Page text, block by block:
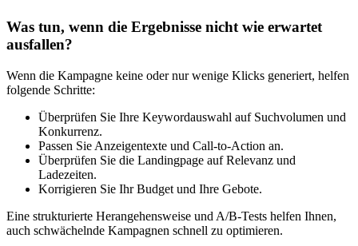
Was tun, wenn die Ergebnisse nicht wie erwartet
ausfallen?
Wenn die Kampagne keine oder nur wenige Klicks generiert, helfen
folgende Schritte:
Überprüfen Sie Ihre Keywordauswahl auf Suchvolumen und
Konkurrenz.
Passen Sie Anzeigentexte und Call-to-Action an.
Überprüfen Sie die Landingpage auf Relevanz und
Ladezeiten.
Korrigieren Sie Ihr Budget und Ihre Gebote.
Eine strukturierte Herangehensweise und A/B-Tests helfen Ihnen,
auch schwächelnde Kampagnen schnell zu optimieren.